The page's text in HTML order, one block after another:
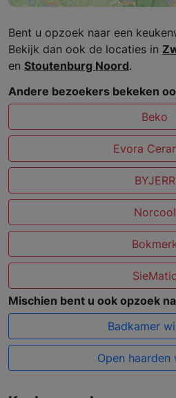
Bent u opzoek naar een
Bekijk dan ook de locaties in
en Stoutenburg Noord.
Andere bezoekers bekeken
Beko
Evora
BYJERR
Norcool
SieMatic
Mischien bent u ook opzoek
Badkamer
Open haarden